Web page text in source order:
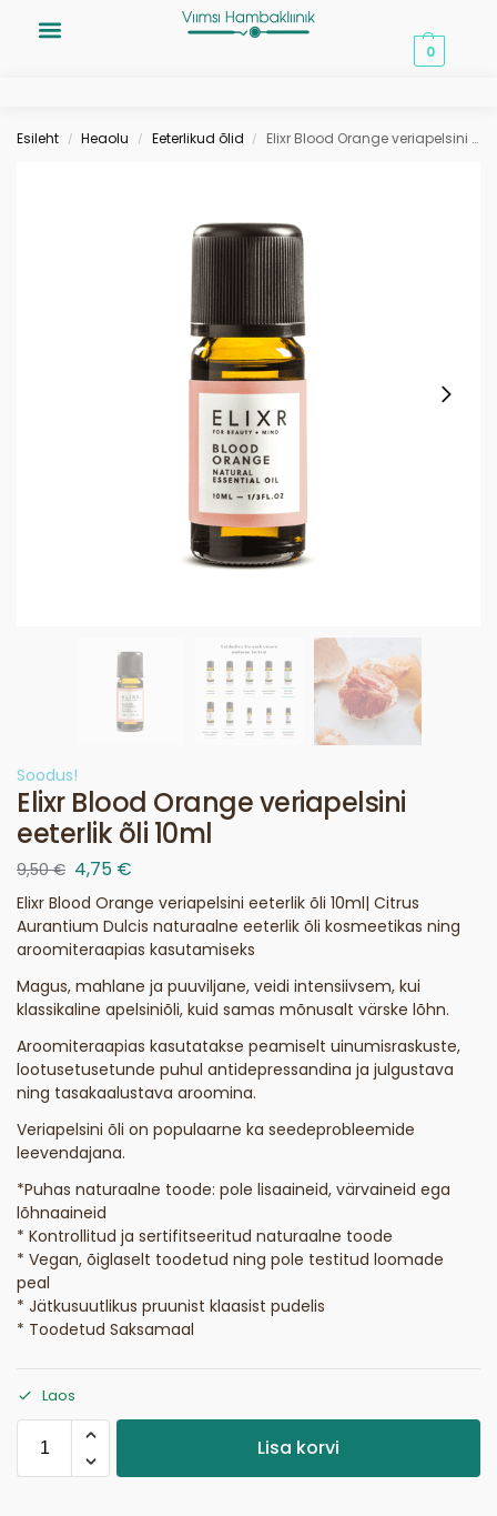
0
Esileht / Heaolu / Eeterlikud õlid / Elixr Blood Orange veriapelsini eeterlik õli 10ml
Soodus!
Elixr Blood Orange veriapelsini
eeterlik õli 10ml
9,50€ 4,75 €
Elixr Blood Orange veriapelsini eeterlik õli 10ml| Citrus
Aurantium Dulcis naturaalne eeterlik õli kosmeetikas ning
aroomiteraapias kasutamiseks
Magus, mahlane ja puuviljane, veidi intensiivsem, kui
klassikaline apelsiniõli, kuid samas mõnusalt värske lõhn.
Aroomiteraapias kasutatakse peamiselt uinumisraskuste,
lootusetusetunde puhul antidepressandina ja julgustava
ning tasakaalustava aroomina.
Veriapelsini õli on populaarne ka seedeprobleemide
leevendajana.
*Puhas naturaalne toode: pole lisaaineid, värvaineid ega
lõhnaaineid
* Kontrollitud ja sertifitseeritud naturaalne toode
* Vegan, õiglaselt toodetud ning pole testitud loomade
peal
* Jätkusuutlikus pruunist klaasist pudelis
* Toodetud Saksamaal
Laos
Lisa korvi